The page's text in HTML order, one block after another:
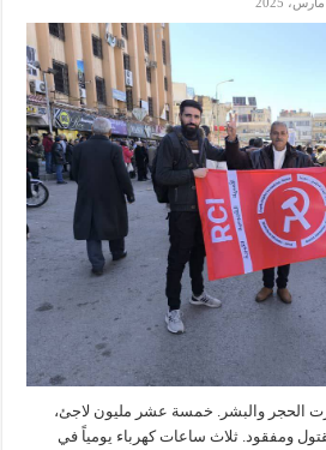
الحجر والبشر. خمسة عشر مليون لاجئ،
ومفقود. ثلاث ساعات كهرباء يومياً في